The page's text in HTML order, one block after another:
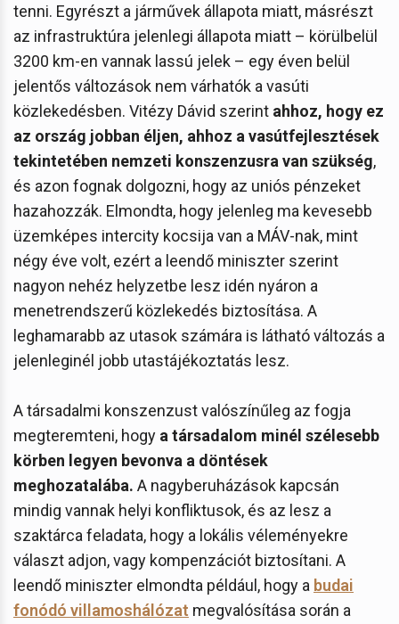
tenni. Egyrészt a járművek állapota miatt, másrészt
az infrastruktúra jelenlegi állapota miatt – körülbelül
3200 km-en vannak lassú jelek – egy éven belül
jelentős változások nem várhatók a vasúti
közlekedésben. Vitézy Dávid szerint ahhoz, hogy ez
az ország jobban éljen, ahhoz a vasútfejlesztések
tekintetében nemzeti konszenzusra van szükség,
és azon fognak dolgozni, hogy az uniós pénzeket
hazahozzák. Elmondta, hogy jelenleg ma kevesebb
üzemképes intercity kocsija van a MÁV-nak, mint
négy éve volt, ezért a leendő miniszter szerint
nagyon nehéz helyzetbe lesz idén nyáron a
menetrendszerű közlekedés biztosítása. A
leghamarabb az utasok számára is látható változás a
jelenleginél jobb utastájékoztatás lesz.
A társadalmi konszenzust valószínűleg az fogja
megteremteni, hogy a társadalom minél szélesebb
körben legyen bevonva a döntések
meghozatalába. A nagyberuházások kapcsán
mindig vannak helyi konfliktusok, és az lesz a
szaktárca feladata, hogy a lokális véleményekre
választ adjon, vagy kompenzációt biztosítani. A
leendő miniszter elmondta például, hogy a budai
fonódó villamoshálózat megvalósítása során a